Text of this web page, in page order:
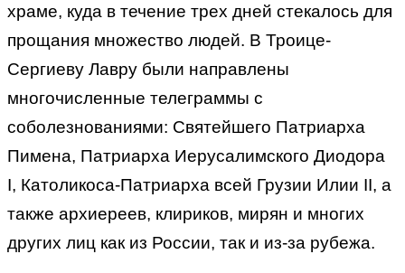
храме, куда в течение трех дней стекалось для
прощания множество людей. В Троице-
Сергиеву Лавру были направлены
многочисленные телеграммы с
соболезнованиями: Святейшего Патриарха
Пимена, Патриарха Иерусалимского Диодора
I, Католикоса-Патриарха всей Грузии Илии II, а
также архиереев, клириков, мирян и многих
других лиц как из России, так и из-за рубежа.